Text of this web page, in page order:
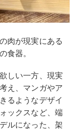
肉が現実にある
食器。
しい一方、現実
え、マンガやア
るようなデザイ
ックスなど、端
ルになった、架